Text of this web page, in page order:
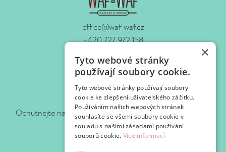
office@waf-waf.cz
+420 727 972 158
Kontakty
Sledujte nás!
Ochutnejte naše novinky hned, jak je pro vás připravíme.
×
Tyto webové stránky
používají soubory cookie.
Tyto webové stránky používají soubory
cookie ke zlepšení uživatelského zážitku.
Používáním našich webových stránek
souhlasíte se všemi soubory cookie v
souladu s našimi zásadami používání
souborů cookie. Více informací